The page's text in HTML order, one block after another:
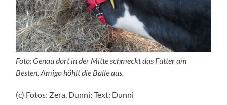
Foto: Genau dort in der Mitte schmeckt das Futter am
Besten. Amigo höhlt die Balle aus.
(c) Fotos: Zera, Dunni; Text: Dunni